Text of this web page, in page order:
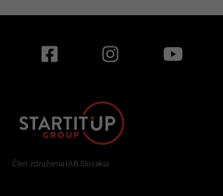
Člen združenia IAB Slovakia